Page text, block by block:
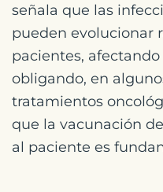
señala que las
pueden evolucionar
pacientes,
obligando, en
tratamientos
que la vacunación
al paciente es